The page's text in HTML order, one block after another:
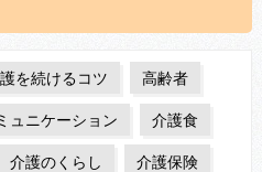
を続けるコツ 高齢者
ュニケーション 介護食
介護のくらし 介護保険